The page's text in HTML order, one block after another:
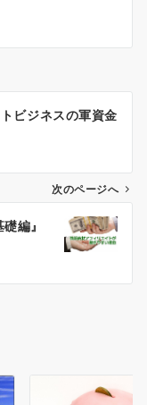
ビジネスの軍資金
次のページへ
編』